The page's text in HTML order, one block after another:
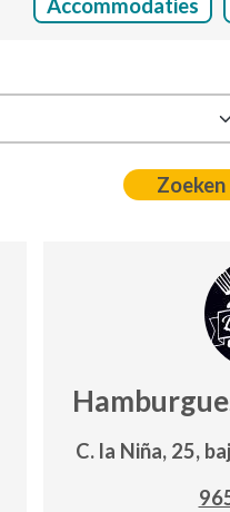
Accommodaties
C. la Niña, 25,